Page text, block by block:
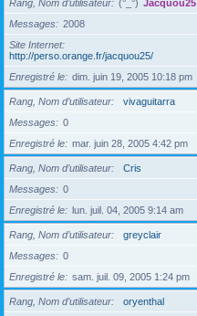
Rang, Nom d’utilisateur (°_°) Jacquou25
Messages
2008
Site Internet
http://perso.orange.fr/jacquou25/
Enregistré le
dim. juin 19, 2005 10:18 pm
Rang, Nom d’utilisateur
vivaguitarra
Messages
0
Enregistré le
mar. juin 28, 2005 4:42 pm
Rang, Nom d’utilisateur
Cris
Messages
0
Enregistré le
lun. juil. 04, 2005 9:14 am
Rang, Nom d’utilisateur
greyclair
Messages
0
Enregistré le
sam. juil. 09, 2005 1:24 pm
Rang, Nom d’utilisateur
oryenthal